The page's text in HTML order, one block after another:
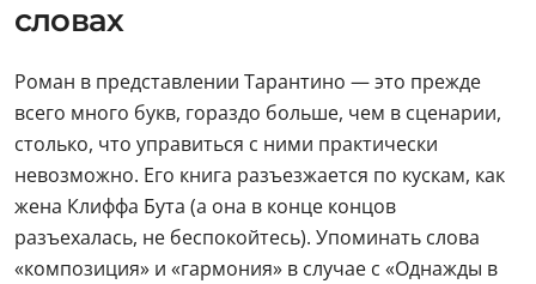
словах
Роман в представлении Тарантино — это прежде
всего много букв, гораздо больше, чем в сценарии,
столько, что управиться с ними практически
невозможно. Его книга разъезжается по кускам, как
жена Клиффа Бута (а она в конце концов
разъехалась, не беспокойтесь). Упоминать слова
«композиция» и «гармония» в случае с «Однажды в